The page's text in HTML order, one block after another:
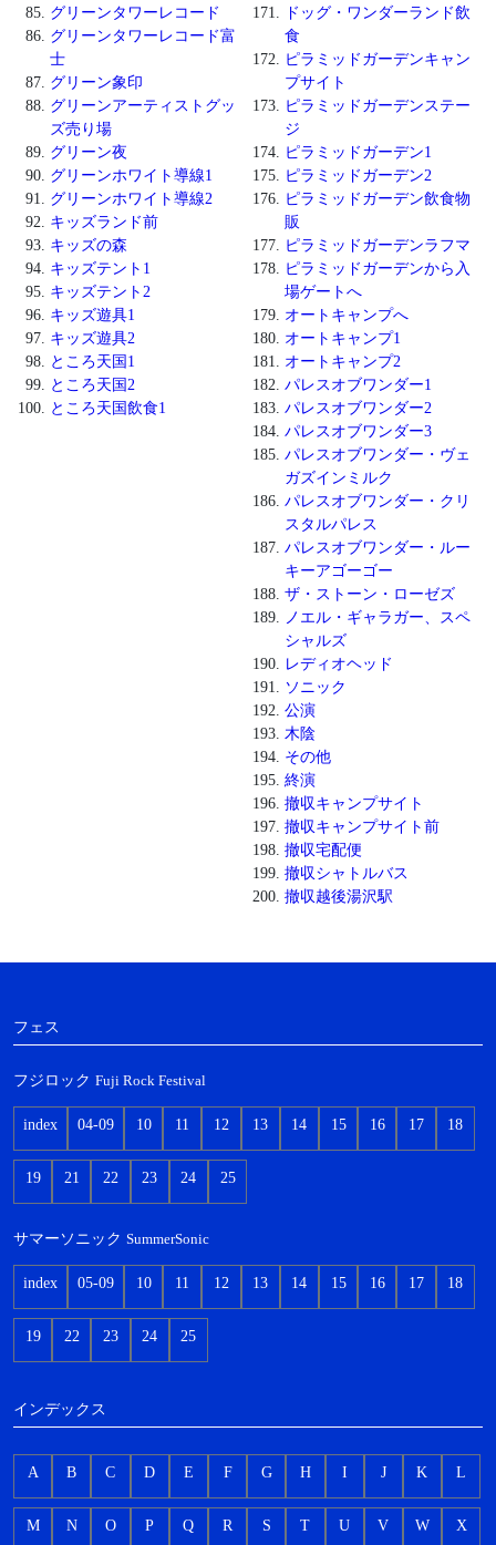
グリーンタワーレコード
グリーンタワーレコード富
士
グリーン象印
グリーンアーティストグッ
ズ売り場
グリーン夜
グリーンホワイト導線1
グリーンホワイト導線2
キッズランド前
キッズの森
キッズテント1
キッズテント2
キッズ遊具1
キッズ遊具2
ところ天国1
ところ天国2
ところ天国飲食1
ドッグ・ワンダーランド飲
食
ピラミッドガーデンキャン
プサイト
ピラミッドガーデンステー
ジ
ピラミッドガーデン1
ピラミッドガーデン2
ピラミッドガーデン飲食物
販
ピラミッドガーデンラフマ
ピラミッドガーデンから入
場ゲートへ
オートキャンプへ
オートキャンプ1
オートキャンプ2
パレスオブワンダー1
パレスオブワンダー2
パレスオブワンダー3
パレスオブワンダー・ヴェ
ガズインミルク
パレスオブワンダー・クリ
スタルパレス
パレスオブワンダー・ルー
キーアゴーゴー
ザ・ストーン・ローゼズ
ノエル・ギャラガー、スペ
シャルズ
レディオヘッド
ソニック
公演
木陰
その他
終演
撤収キャンプサイト
撤収キャンプサイト前
撤収宅配便
撤収シャトルバス
撤収越後湯沢駅
フェス
フジロック Fuji Rock Festival
index 04-09 10 11 12 13 14 15 16 17 18
19 21 22 23 24 25
サマーソニック SummerSonic
index 05-09 10 11 12 13 14 15 16 17 18
19 22 23 24 25
インデックス
A B C D E F G H I J K L
M N O P Q R S T U V W X